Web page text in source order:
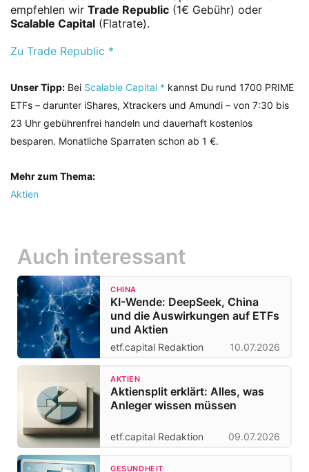
empfehlen wir Trade Republic (1€ Gebühr) oder
Scalable Capital (Flatrate).
Zu Trade Republic *
Unser Tipp: Bei Scalable Capital * kannst Du rund 1700 PRIME
ETFs – darunter iShares, Xtrackers und Amundi – von 7:30 bis
23 Uhr gebührenfrei handeln und dauerhaft kostenlos
besparen. Monatliche Sparraten schon ab 1 €.
Mehr zum Thema:
Aktien
Auch interessant
CHINA
KI-Wende: DeepSeek, China
und die Auswirkungen auf ETFs
und Aktien
etf.capital Redaktion 10.07.2026
AKTIEN
Aktiensplit erklärt: Alles, was
Anleger wissen müssen
etf.capital Redaktion 09.07.2026
GESUNDHEIT